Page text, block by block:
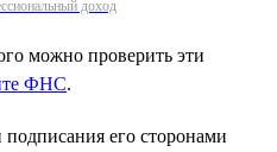
доход
можно проверить эти
ФНС.
подписания его сторонами